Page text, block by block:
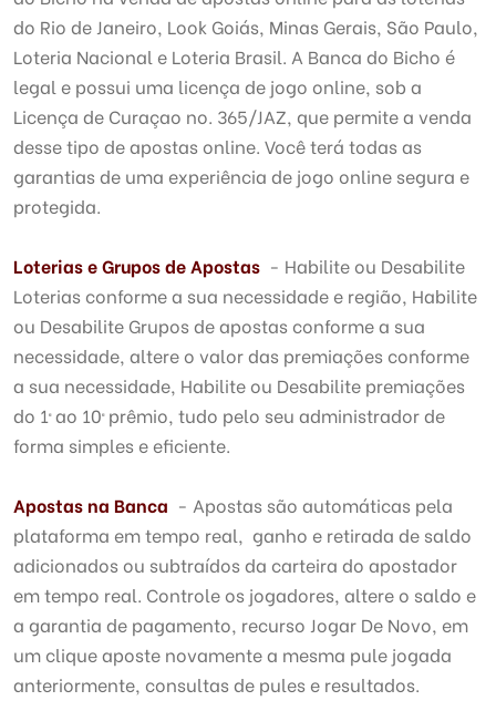
do Rio de Janeiro, Look Goiás, Minas Gerais, São Paulo,
Loteria Nacional e Loteria Brasil. A Banca do Bicho é
legal e possui uma licença de jogo online, sob a
Licença de Curaçao no. 365/JAZ, que permite a venda
desse tipo de apostas online. Você terá todas as
garantias de uma experiência de jogo online segura e
protegida.
Loterias e Grupos de Apostas - Habilite ou Desabilite
Loterias conforme a sua necessidade e região, Habilite
ou Desabilite Grupos de apostas conforme a sua
necessidade, altere o valor das premiações conforme
a sua necessidade, Habilite ou Desabilite premiações
do 1ª ao 10ª prêmio, tudo pelo seu administrador de
forma simples e eficiente.
Apostas na Banca - Apostas são automáticas pela
plataforma em tempo real, ganho e retirada de saldo
adicionados ou subtraídos da carteira do apostador
em tempo real. Controle os jogadores, altere o saldo e
a garantia de pagamento, recurso Jogar De Novo, em
um clique aposte novamente a mesma pule jogada
anteriormente, consultas de pules e resultados.